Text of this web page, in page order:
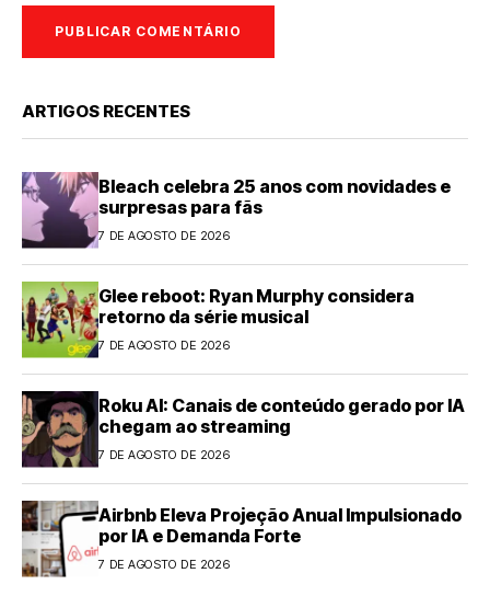
ARTIGOS RECENTES
Bleach celebra 25 anos com novidades e
surpresas para fãs
7 DE AGOSTO DE 2026
Glee reboot: Ryan Murphy considera
retorno da série musical
7 DE AGOSTO DE 2026
Roku AI: Canais de conteúdo gerado por IA
chegam ao streaming
7 DE AGOSTO DE 2026
Airbnb Eleva Projeção Anual Impulsionado
por IA e Demanda Forte
7 DE AGOSTO DE 2026